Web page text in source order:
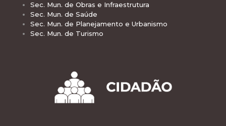
Sec. Mun. de Obras e Infraestrutura
Sec. Mun. de Saúde
Sec. Mun. de Planejamento e Urbanismo
Sec. Mun. de Turismo